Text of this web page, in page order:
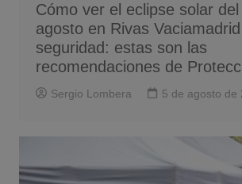
Cómo ver el eclipse solar
agosto en Rivas
seguridad: estas son las
recomendaciones de
Sergio Lombera 5 de agosto de